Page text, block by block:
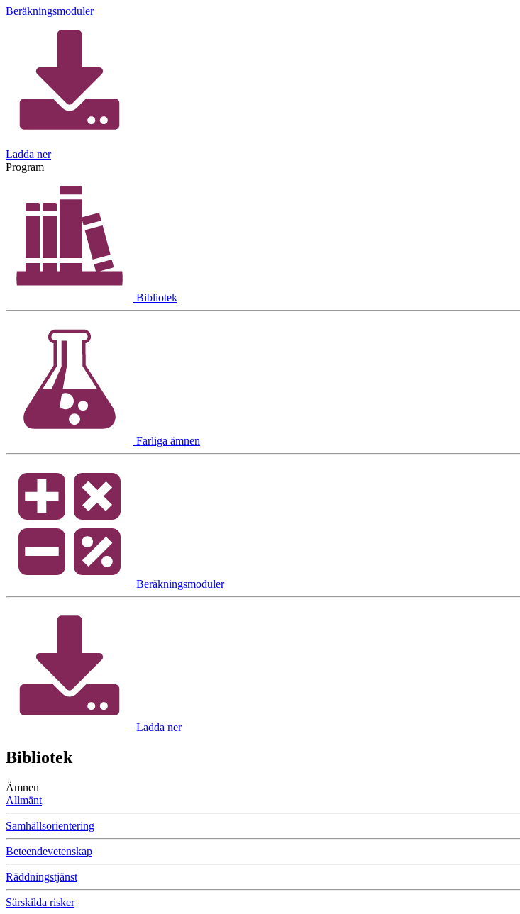
Beräkningsmoduler
Ladda ner
Program
Bibliotek
Farliga ämnen
Beräkningsmoduler
Ladda ner
Bibliotek
Ämnen
Allmänt
Samhällsorientering
Beteendevetenskap
Räddningstjänst
Särskilda risker